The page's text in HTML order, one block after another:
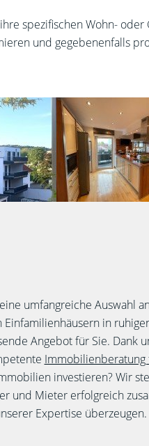
spezifischen Wohn-
und gegebenenfalls
umfangreiche Auswahl
in
Angebot für Sie. Dank
Immobilienberatung
investieren? Wir
und Mieter erfolgreich
Expertise überzeugen.